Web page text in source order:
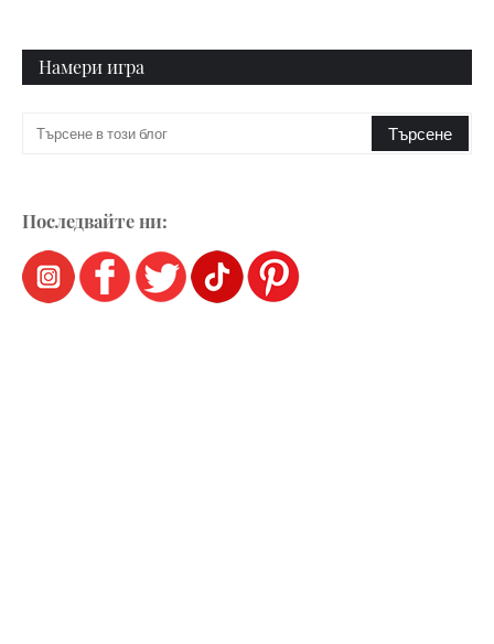
Намери игра
Последвайте ни: